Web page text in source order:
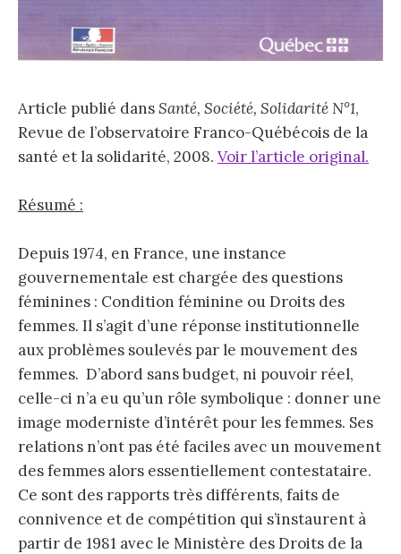
Article publié dansSanté, Société, Solidarité N°1,
Revue de l’observatoire Franco-Québécois de la
santé et la solidarité, 2008. Voir l’article original.
Résumé :
Depuis 1974, en France, une instance
gouvernementale est chargée des questions
féminines : Condition féminine ou Droits des
femmes. Il s’agit d’une réponse institutionnelle
aux problèmes soulevés par le mouvement des
femmes. D’abord sans budget, ni pouvoir réel,
celle-ci n’a eu qu’un rôle symbolique : donner une
image moderniste d’intérêt pour les femmes. Ses
relations n’ont pas été faciles avec un mouvement
des femmes alors essentiellement contestataire.
Ce sont des rapports très différents, faits de
connivence et de compétition qui s’instaurent à
partir de 1981 avec le Ministère des Droits de la